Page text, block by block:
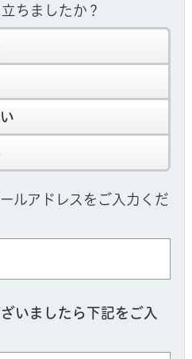
ちましたか？
ルアドレスをご入力くだ
いましたら下記をご入